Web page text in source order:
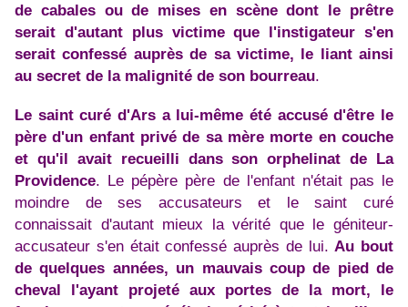
de cabales ou de mises en scène dont le prêtre
serait d'autant plus victime que l'instigateur s'en
serait confessé auprès de sa victime, le liant ainsi
au secret de la malignité de son bourreau.
Le saint curé d'Ars a lui-même été accusé d'être le
père d'un enfant privé de sa mère morte en couche
et qu'il avait recueilli dans son orphelinat de La
Providence. Le pépère père de l'enfant n'était pas le
moindre de ses accusateurs et le saint curé
connaissait d'autant mieux la vérité que le géniteur-
accusateur s'en était confessé auprès de lui.Au bout
de quelques années, un mauvais coup de pied de
cheval l'ayant projeté aux portes de la mort, le